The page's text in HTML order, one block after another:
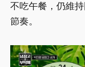
不吃午餐，仍維
節奏。